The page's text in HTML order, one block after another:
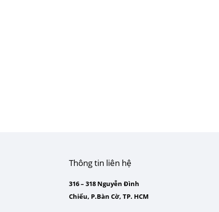
Thông tin liên hệ
316 – 318 Nguyễn Đình
Chiểu, P.Bàn Cờ, TP. HCM